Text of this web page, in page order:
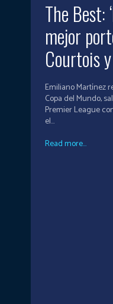
The Best:
mejor
Courtois
Emiliano Martínez
Copa del Mundo,
Premier League
el...
Read more...